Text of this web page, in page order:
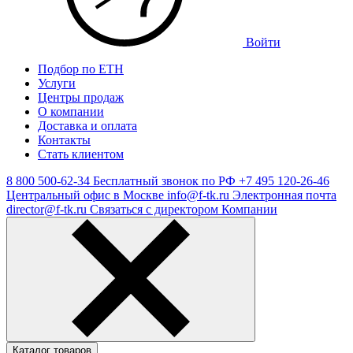
Войти
Подбор по ЕТН
Услуги
Центры продаж
О компании
Доставка и оплата
Контакты
Стать клиентом
8 800 500-62-34 Бесплатный звонок по РФ +7 495 120-26-46
Центральный офис в Москве info@f-tk.ru Электронная почта
director@f-tk.ru Связаться с директором Компании
Каталог товаров